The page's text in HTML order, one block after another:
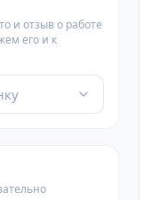
и отзыв о работе
его и к